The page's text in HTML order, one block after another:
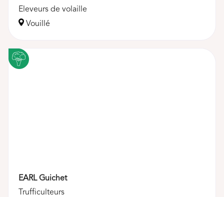
Eleveurs de volaille
Vouillé
EARL Guichet
Trufficulteurs